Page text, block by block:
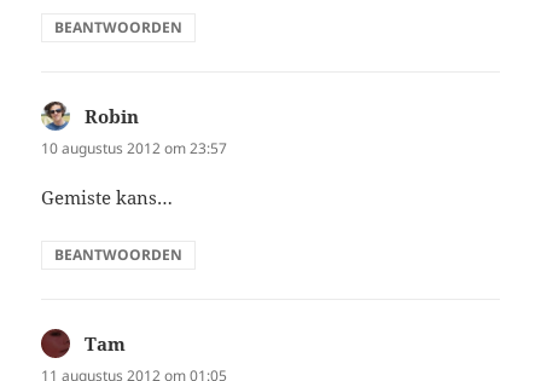
BEANTWOORDEN
Robin
10 augustus 2012 om 23:57
Gemiste kans…
BEANTWOORDEN
Tam
11 augustus 2012 om 01:05